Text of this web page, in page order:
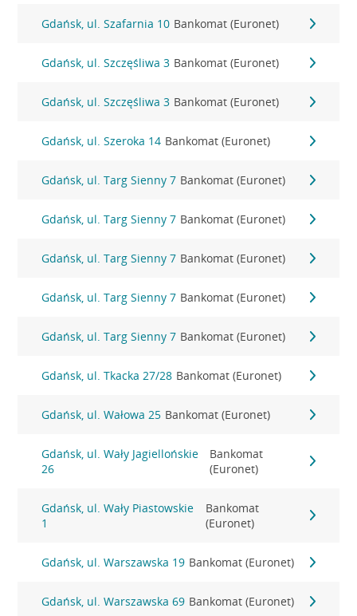
Gdańsk, ul. Szafarnia 10 Bankomat (Euronet)
Gdańsk, ul. Szczęśliwa 3 Bankomat (Euronet)
Gdańsk, ul. Szczęśliwa 3 Bankomat (Euronet)
Gdańsk, ul. Szeroka 14 Bankomat (Euronet)
Gdańsk, ul. Targ Sienny 7 Bankomat (Euronet)
Gdańsk, ul. Targ Sienny 7 Bankomat (Euronet)
Gdańsk, ul. Targ Sienny 7 Bankomat (Euronet)
Gdańsk, ul. Targ Sienny 7 Bankomat (Euronet)
Gdańsk, ul. Targ Sienny 7 Bankomat (Euronet)
Gdańsk, ul. Tkacka 27/28 Bankomat (Euronet)
Gdańsk, ul. Wałowa 25 Bankomat (Euronet)
Gdańsk, ul. Wały Jagiellońskie
26
Bankomat
(Euronet)
Gdańsk, ul. Wały Piastowskie
1
Bankomat
(Euronet)
Gdańsk, ul. Warszawska 19 Bankomat (Euronet)
Gdańsk, ul. Warszawska 69 Bankomat (Euronet)